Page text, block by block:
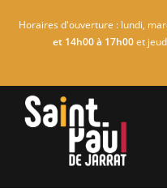
Horaires d'ouverture : lundi,
et 14h00 à 17h00et